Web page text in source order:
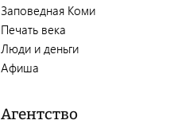
Заповедная Коми
Печать века
Люди и деньги
Афиша
Агентство